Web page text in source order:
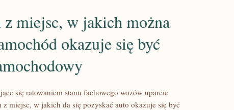
z miejsc, w jakich można
okazuje się być
się ratowaniem stanu fachowego wozów uparcie
z miejsc, w jakich da się pozyskać auto okazuje się być